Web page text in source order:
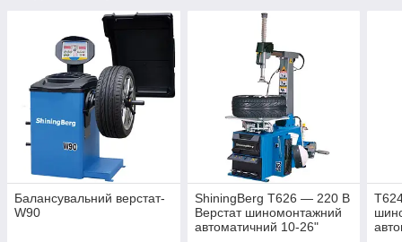
Балансувальний верстат-
W90
ShiningBerg T626 — 220 В
Верстат шиномонтажний
автоматичний 10-26"